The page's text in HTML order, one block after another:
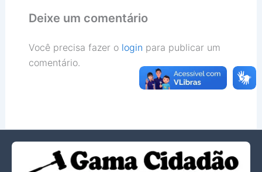
Deixe um comentário
Você precisa fazer o login para publicar um
comentário.